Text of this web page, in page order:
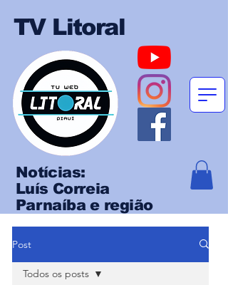
TV Litoral
Notícias:
Luís Correia
Parnaíba e região
Post
Todos os posts